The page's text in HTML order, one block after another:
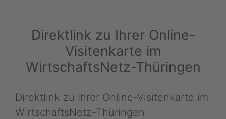
Direktlink zu Ihrer Online-
Visitenkarte im
WirtschaftsNetz-Thüringen
Direktlink zu Ihrer Online-Visitenkarte im
WirtschaftsNetz-Thüringen: